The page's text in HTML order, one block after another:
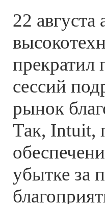
22
прекратил
сессий
рынок
Так, Intuit,
убытке за